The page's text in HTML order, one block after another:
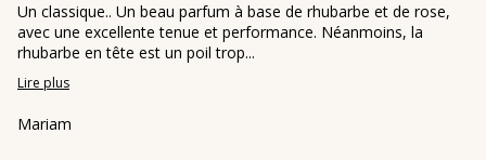
Un classique.. Un beau parfum à base de rhubarbe et de rose,
avec une excellente tenue et performance. Néanmoins, la
rhubarbe en tête est un poil trop...
Lire plus
Mariam